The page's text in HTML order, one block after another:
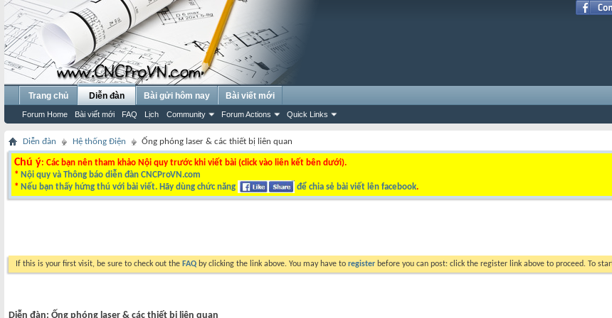
Trang chủ Diễn đàn
Forum Home Bài viết mới FAQ Lịch Community Forum Actions Quick Links
Bài gửi hôm nay Bài viết mới
Diễn đàn Hệ thống Điện Ống phóng laser & các thiết bị liên quan
Chú ý: Các bạn nên tham khảo Nội quy trước khi viết bài (click vào liên kết bên dưới).
* Nội quy và Thông báo diễn đàn CNCProVN.com
* Nếu bạn thấy hứng thú với bài viết. Hãy dùng chức năng để chia sẻ bài viết lên facebook.
If this is your first visit, be sure to check out the FAQ by clicking the link above. You may have to register before you can post: click the register link above to proceed. To
Diễn đàn: Ống phóng laser & các thiết bị liên quan